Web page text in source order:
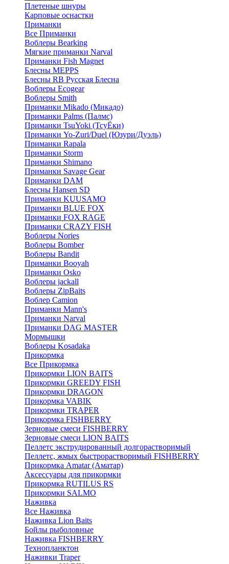
Плетеные шнуры
Карповые оснастки
Приманки
Все Приманки
Воблеры Bearking
Мягкие приманки Narval
Приманки Fish Magnet
Блесны MEPPS
Блесны RB Русская Блесна
Воблеры Ecogear
Воблеры Smith
Приманки Mikado (Микадо)
Приманки Palms (Палмс)
Приманки TsuYoki (ТсуЁки)
Приманки Yo-Zuri/Duel (Юзури/Дуэль)
Приманки Rapala
Приманки Storm
Приманки Shimano
Приманки Savage Gear
Приманки DAM
Блесны Hansen SD
Приманки KUUSAMO
Приманки BLUE FOX
Приманки FOX RAGE
Приманки CRAZY FISH
Воблеры Nories
Воблеры Bomber
Воблеры Bandit
Приманки Booyah
Приманки Osko
Воблеры jackall
Воблеры ZipBaits
Воблер Camion
Приманки Mann's
Приманки Narval
Приманки DAG MASTER
Мормышки
Воблеры Kosadaka
Прикормка
Все Прикормка
Прикормки LION BAITS
Прикормки GREEDY FISH
Прикормки DRAGON
Прикормка VABIK
Прикормки TRAPER
Прикормка FISHBERRY
Зерновые смеси FISHBERRY
Зерновые смеси LION BAITS
Пеллетс экструдированный долгорастворимый
Пеллетс, жмых быстрорастворимый FISHBERRY
Прикормка Amatar (Аматар)
Аксессуары для прикормки
Прикормка RUTILUS RS
Прикормки SALMO
Наживка
Все Наживка
Наживка Lion Baits
Бойлы рыболовные
Наживка FISHBERRY
Технопланктон
Наживки Traper